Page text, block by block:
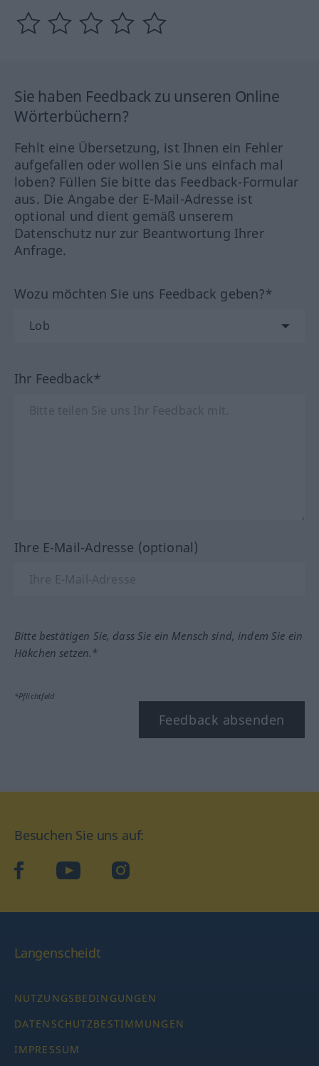
Sie haben Feedback zu unseren Online
Wörterbüchern?
Fehlt eine Übersetzung, ist Ihnen ein Fehler
aufgefallen oder wollen Sie uns einfach mal
loben? Füllen Sie bitte das Feedback-Formular
aus. Die Angabe der E-Mail-Adresse ist
optional und dient gemäß unserem
Datenschutz nur zur Beantwortung Ihrer
Anfrage.
Wozu möchten Sie uns Feedback geben?*
Ihr Feedback*
Ihre E-Mail-Adresse (optional)
Bitte bestätigen Sie, dass Sie ein Mensch sind, indem Sie ein
Häkchen setzen.*
*Pflichtfeld
Feedback absenden
Besuchen Sie uns auf:
facebookYouTube Instagram
Langenscheidt
NUTZUNGSBEDINGUNGEN
DATENSCHUTZBESTIMMUNGEN
IMPRESSUM